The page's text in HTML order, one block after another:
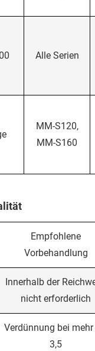
Alle Serien
MM-S120,
MM-S160
Empfohlene
Vorbehandlung
Innerhalb der
nicht erforderlich
Verdünnung bei
3,5